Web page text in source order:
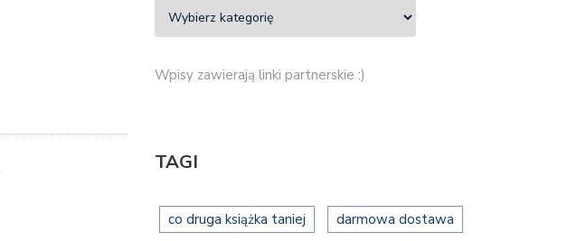
Wpisy zawierają linki partnerskie :)
TAGI
co druga książka taniej darmowa dostawa